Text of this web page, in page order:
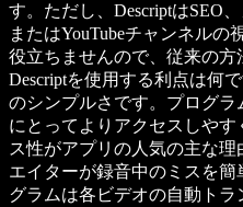
す。ただし、DescriptはSEO
またはYouTubeチャンネル
役立ちませんので、従来の方
Descriptを使用する利点は何
のシンプルさです。プログ
にとってよりアクセスしや
ス性がアプリの人気の主な
エイターが録音中のミスを
グラムは各ビデオの自動ト